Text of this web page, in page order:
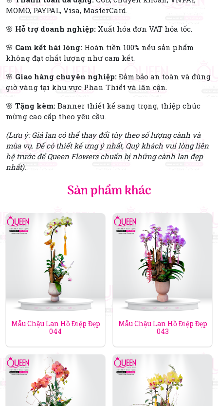
MOMO, PAYPAL, Visa, MasterCard.
🌸 Hỗ trợ doanh nghiệp: Xuất hóa đơn VAT hỏa tốc.
🌸 Cam kết hài lòng: Hoàn tiền 100% nếu sản phẩm
không đạt chất lượng như cam kết.
🌸 Giao hàng chuyên nghiệp: Đảm bảo an toàn và đúng
giờ vàng tại khu vực Phan Thiết và lân cận.
🌸 Tặng kèm: Banner thiết kế sang trọng, thiệp chúc
mừng cao cấp theo yêu cầu.
(Lưu ý: Giá lan có thể thay đổi tùy theo số lượng cành và
mùa vụ. Để có thiết kế ưng ý nhất, Quý khách vui lòng liên
hệ trước để Queen Flowers chuẩn bị những cành lan đẹp
nhất).
Sản phẩm khác
Mẫu Chậu Lan Hồ Điệp Đẹp
044
Mẫu Chậu Lan Hồ Điệp Đẹp
043